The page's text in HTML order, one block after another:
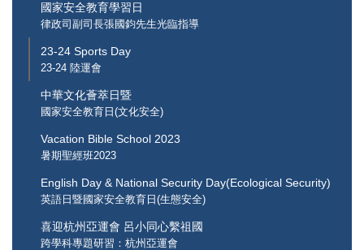
國家安全教育學習日
律政司副司長張國鈞先生光臨指導
23-24 Sports Day
23-24 陸運會
中華文化薈萃日暨
國家安全教育日(文化安全)
Vacation Bible School 2023
暑期聖經班2023
English Day & National Security Day(Ecological Security)
英語日暨國家安全教育日(生態安全)
喜迎杭州亞運會 呂小同心繫祖國
跨學科專題研習：杭州亞運會